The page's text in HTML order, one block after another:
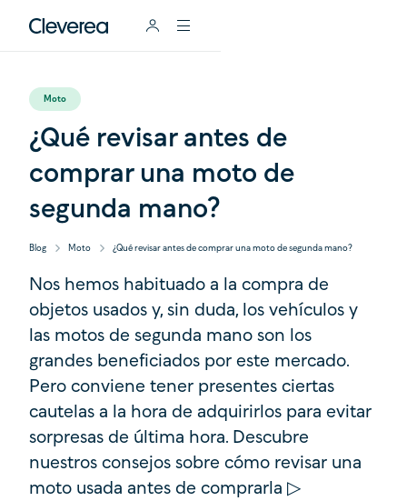
Moto
¿Qué revisar antes de
comprar una moto de
segunda mano?
Blog Moto ¿Qué revisar antes de comprar una moto de segunda mano?
Nos hemos habituado a la compra de
objetos usados y, sin duda, los vehículos y
las motos de segunda mano son los
grandes beneficiados por este mercado.
Pero conviene tener presentes ciertas
cautelas a la hora de adquirirlos para evitar
sorpresas de última hora. Descubre
nuestros consejos sobre cómo revisar una
moto usada antes de comprarla ▷